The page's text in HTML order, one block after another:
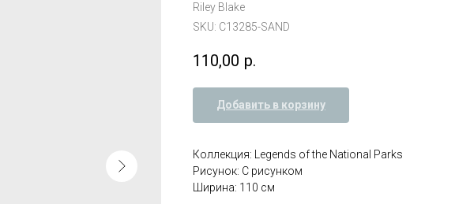
Riley Blake
SKU: C13285-SAND
110,00 р.
Добавить в корзину
Коллекция: Legends of the National Parks
Рисунок: С рисунком
Ширина: 110 см